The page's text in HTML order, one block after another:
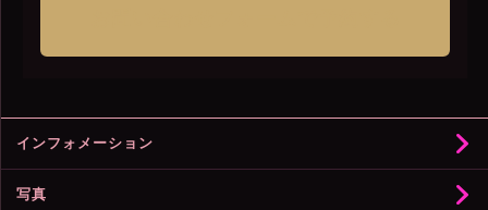
インフォメーション
写真